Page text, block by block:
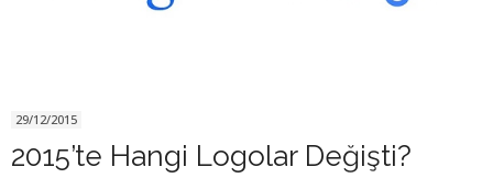
29/12/2015
2015’te Hangi Logolar Değişti?